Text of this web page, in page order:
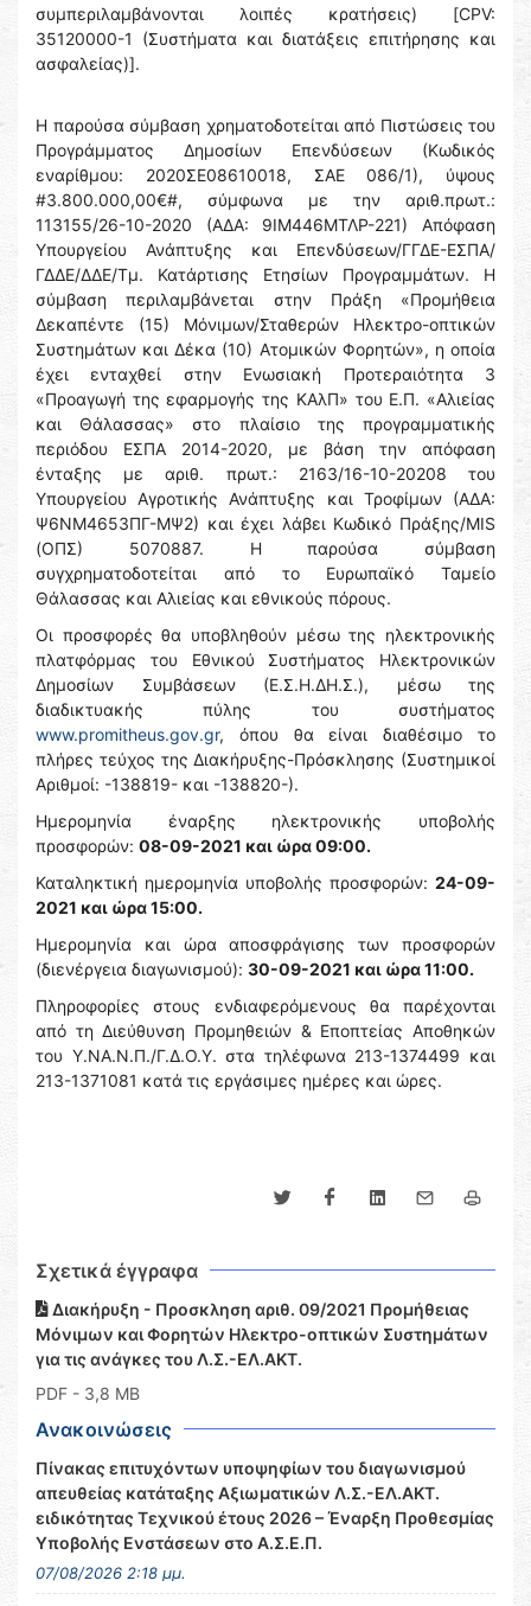
συμπεριλαμβάνονται λοιπές κρατήσεις) [CPV:
35120000-1 (Συστήματα και διατάξεις επιτήρησης και
ασφαλείας)].
Η παρούσα σύμβαση χρηματοδοτείται από Πιστώσεις του
Προγράμματος Δημοσίων Επενδύσεων (Κωδικός
εναρίθμου: 2020ΣΕ08610018, ΣΑΕ 086/1), ύψους
#3.800.000,00€#, σύμφωνα με την αριθ.πρωτ.:
113155/26-10-2020 (ΑΔΑ: 9ΙΜ446ΜΤΛΡ-221) Απόφαση
Υπουργείου Ανάπτυξης και Επενδύσεων/ΓΓΔΕ-ΕΣΠΑ/
ΓΔΔΕ/ΔΔΕ/Τμ. Κατάρτισης Ετησίων Προγραμμάτων. Η
σύμβαση περιλαμβάνεται στην Πράξη «Προμήθεια
Δεκαπέντε (15) Μόνιμων/Σταθερών Ηλεκτρο-οπτικών
Συστημάτων και Δέκα (10) Ατομικών Φορητών», η οποία
έχει ενταχθεί στην Ενωσιακή Προτεραιότητα 3
«Προαγωγή της εφαρμογής της ΚΑλΠ» του Ε.Π. «Αλιείας
και Θάλασσας» στο πλαίσιο της προγραμματικής
περιόδου ΕΣΠΑ 2014-2020, με βάση την απόφαση
ένταξης με αριθ. πρωτ.: 2163/16-10-20208 του
Υπουργείου Αγροτικής Ανάπτυξης και Τροφίμων (ΑΔΑ:
Ψ6ΝΜ4653ΠΓ-ΜΨ2) και έχει λάβει Κωδικό Πράξης/MIS
(ΟΠΣ) 5070887. Η παρούσα σύμβαση
συγχρηματοδοτείται από το Ευρωπαϊκό Ταμείο
Θάλασσας και Αλιείας και εθνικούς πόρους.
Οι προσφορές θα υποβληθούν μέσω της ηλεκτρονικής
πλατφόρμας του Εθνικού Συστήματος Ηλεκτρονικών
Δημοσίων Συμβάσεων (Ε.Σ.Η.ΔΗ.Σ.), μέσω της
διαδικτυακής πύλης του συστήματος
www.promitheus.gov.gr, όπου θα είναι διαθέσιμο το
πλήρες τεύχος της Διακήρυξης-Πρόσκλησης (Συστημικοί
Αριθμοί: -138819- και -138820-).
Ημερομηνία έναρξης ηλεκτρονικής υποβολής
προσφορών: 08-09-2021 και ώρα 09:00.
Καταληκτική ημερομηνία υποβολής προσφορών: 24-09-
2021 και ώρα 15:00.
Ημερομηνία και ώρα αποσφράγισης των προσφορών
(διενέργεια διαγωνισμού): 30-09-2021 και ώρα 11:00.
Πληροφορίες στους ενδιαφερόμενους θα παρέχονται
από τη Διεύθυνση Προμηθειών & Εποπτείας Αποθηκών
του Υ.ΝΑ.Ν.Π./Γ.Δ.Ο.Υ. στα τηλέφωνα 213-1374499 και
213-1371081 κατά τις εργάσιμες ημέρες και ώρες.
Σχετικά έγγραφα
Διακήρυξη - Προσκληση αριθ. 09/2021 Προμήθειας
Μόνιμων και Φορητών Ηλεκτρο-οπτικών Συστημάτων
για τις ανάγκες του Λ.Σ.-ΕΛ.ΑΚΤ.
PDF - 3,8 MB
Ανακοινώσεις
Πίνακας επιτυχόντων υποψηφίων του διαγωνισμού
απευθείας κατάταξης Αξιωματικών Λ.Σ.-ΕΛ.ΑΚΤ.
ειδικότητας Τεχνικού έτους 2026 – Έναρξη Προθεσμίας
Υποβολής Ενστάσεων στο Α.Σ.Ε.Π.
07/08/2026 2:18 μμ.